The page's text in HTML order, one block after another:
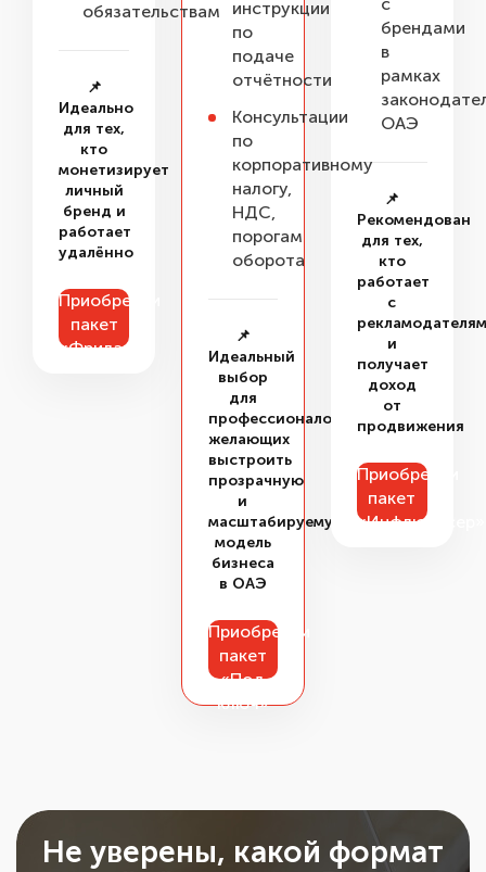
обязательствам
📌
Идеально
для тех,
кто
монетизирует
личный
бренд и
работает
удалённо
Приобрести
пакет
«Фриланс»
инструкции
по
подаче
отчётности
Консультации
по
корпоративному
налогу,
НДС,
порогам
оборота
📌
Идеальный
выбор
для
профессионалов,
желающих
выстроить
прозрачную
и
масштабируемую
модель
бизнеса
в ОАЭ
Приобрести
пакет
«Под
ключ»
брендами
в
рамках
ОАЭ
📌
Рекомендован
для тех,
кто
работает
с
и
получает
доход
от
продвижения
Приобрести
пакет
«Инфлюенсер»
Не уверены, какой формат